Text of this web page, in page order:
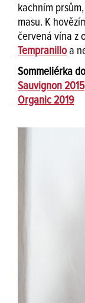
kachním
masu. K
červená vína z
Tempranilloa
Sommeliérka
Sauvignon 2015
Organic 2019